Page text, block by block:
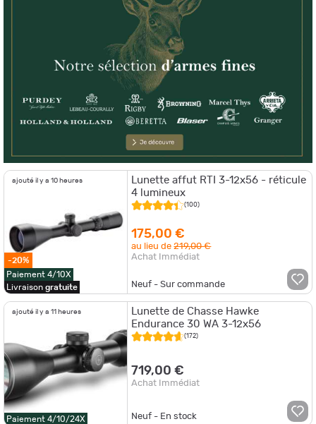
- La lunette Endeavor RS IV 3-12x56 (Réticule : 4 LP).
Outre les lunettes de tir, notre plateforme met également à votre
jumelles de chasseoffrant une qualité de visionnage
supérieure, ainsi que des kits au choix.
ajouté il y a 10 heures
-20%
Paiement 4/10X
Livraison gratuite
Lunette affut RTI 3-12x56 - réticule
4 lumineux
(100)
175,00 €
au lieu de219,00 €
Achat Immédiat
Neuf - Sur commande
ajouté il y a 11 heures
Paiement 4/10/24X
Lunette de Chasse Hawke
Endurance 30 WA 3-12x56
(172)
719,00 €
Achat Immédiat
Neuf - En stock